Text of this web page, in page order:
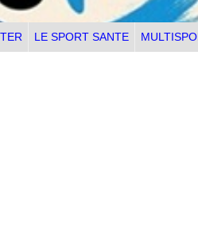
LE SPORT SANTE